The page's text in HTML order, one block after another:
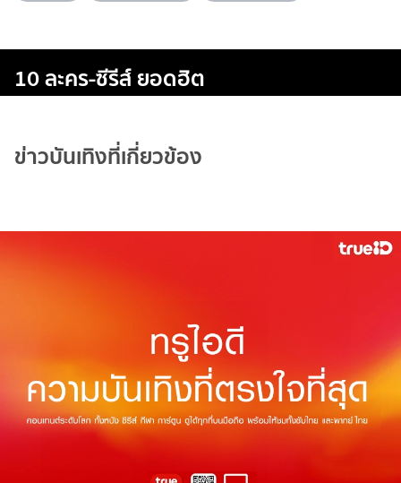
10 ละคร-ซีรีส์ ยอดฮิต
ข่าวบันเทิงที่เกี่ยวข้อง